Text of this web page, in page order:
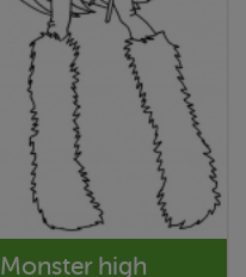
Monster high